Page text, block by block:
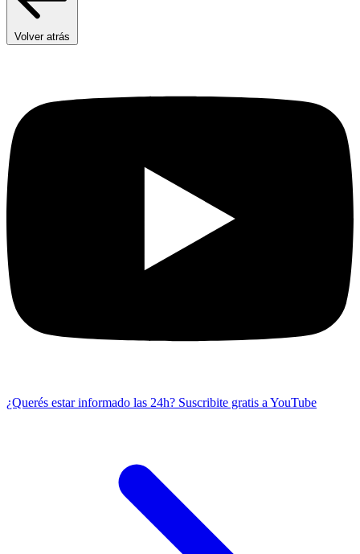
Volver atrás
¿Querés estar informado las 24h? Suscribite gratis a YouTube